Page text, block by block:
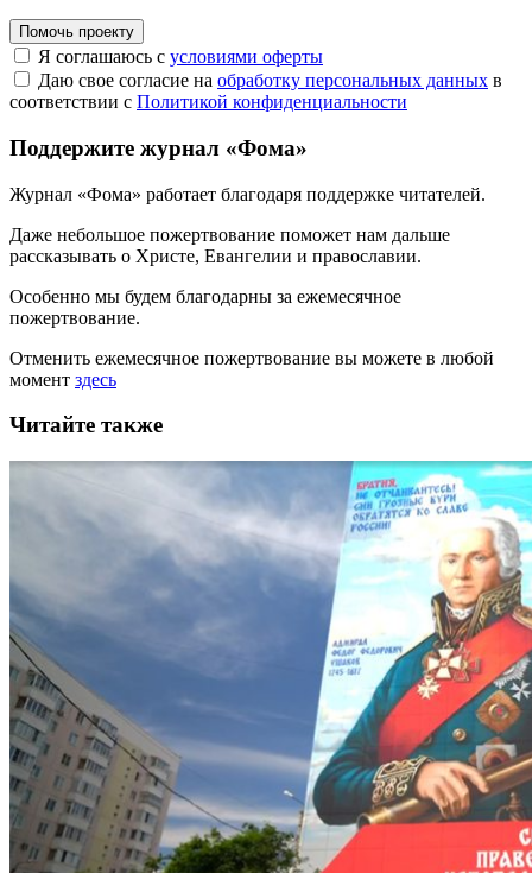
Помочь проекту
Я соглашаюсь с условиями оферты
Даю свое согласие на обработку персональных данных в
соответствии с Политикой конфиденциальности
Поддержите журнал «Фома»
Журнал «Фома» работает благодаря поддержке читателей.
Даже небольшое пожертвование поможет нам дальше
рассказывать о Христе, Евангелии и православии.
Особенно мы будем благодарны за ежемесячное
пожертвование.
Отменить ежемесячное пожертвование вы можете в любой
момент здесь
Читайте также